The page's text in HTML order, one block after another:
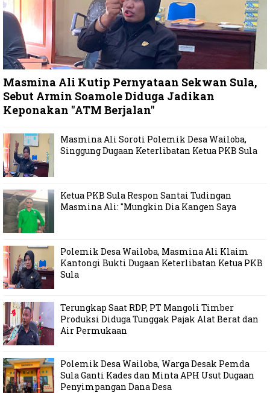
Masmina Ali Kutip Pernyataan Sekwan Sula,
Sebut Armin Soamole Diduga Jadikan
Keponakan "ATM Berjalan"
Masmina Ali Soroti Polemik Desa Wailoba,
Singgung Dugaan Keterlibatan Ketua PKB Sula
Ketua PKB Sula Respon Santai Tudingan
Masmina Ali: "Mungkin Dia Kangen Saya
Polemik Desa Wailoba, Masmina Ali Klaim
Kantongi Bukti Dugaan Keterlibatan Ketua PKB
Sula
Terungkap Saat RDP, PT Mangoli Timber
Produksi Diduga Tunggak Pajak Alat Berat dan
Air Permukaan
Polemik Desa Wailoba, Warga Desak Pemda
Sula Ganti Kades dan Minta APH Usut Dugaan
Penyimpangan Dana Desa